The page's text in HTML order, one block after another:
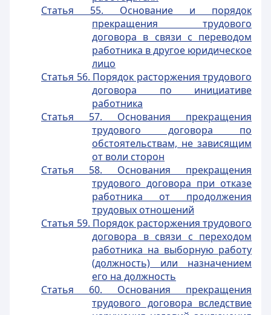
Статья 55. Основание и порядок
прекращения трудового
договора в связи с переводом
работника в другое юридическое
лицо
Статья 56. Порядок расторжения трудового
договора по инициативе
работника
Статья 57. Основания прекращения
трудового договора по
обстоятельствам, не зависящим
от воли сторон
Статья 58. Основания прекращения
трудового договора при отказе
работника от продолжения
трудовых отношений
Статья 59. Порядок расторжения трудового
договора в связи с переходом
работника на выборную работу
(должность) или назначением
его на должность
Статья 60. Основания прекращения
трудового договора вследствие